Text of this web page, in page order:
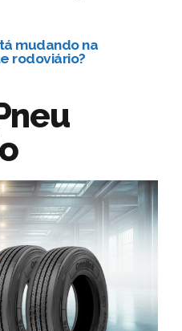
mudando na
rodoviário?